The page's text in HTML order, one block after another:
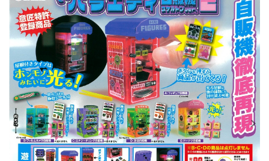
入荷スケジュールをチェック
カプセルトイマシン本体
カプセルトイ
販促用空カプセル
レンタル